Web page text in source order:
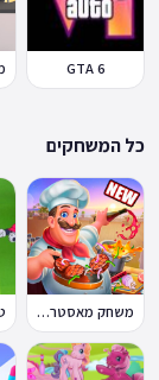
GTA 6
כל המשחקים
משחק מאסטר שף